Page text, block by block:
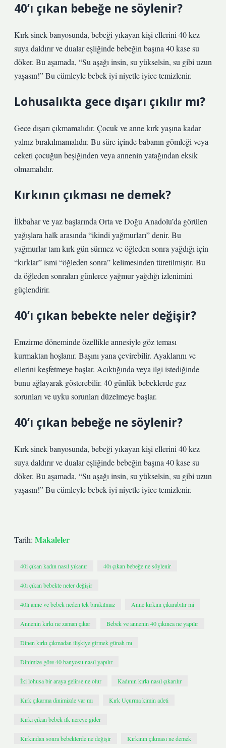
40’ı çıkan bebeğe ne söylenir?
Kırk sinek banyosunda, bebeği yıkayan kişi ellerini 40 kez
suya daldırır ve dualar eşliğinde bebeğin başına 40 kase su
döker. Bu aşamada, “Su aşağı insin, su yükselsin, su gibi uzun
yaşasın!” Bu cümleyle bebek iyi niyetle iyice temizlenir.
Lohusalıkta gece dışarı çıkılır mı?
Gece dışarı çıkmamalıdır. Çocuk ve anne kırk yaşına kadar
yalnız bırakılmamalıdır. Bu süre içinde babanın gömleği veya
ceketi çocuğun beşiğinden veya annenin yatağından eksik
olmamalıdır.
Kırkının çıkması ne demek?
İlkbahar ve yaz başlarında Orta ve Doğu Anadolu’da görülen
yağışlara halk arasında “ikindi yağmurları” denir. Bu
yağmurlar tam kırk gün sürmez ve öğleden sonra yağdığı için
“kırklar” ismi “öğleden sonra” kelimesinden türetilmiştir. Bu
da öğleden sonraları günlerce yağmur yağdığı izlenimini
güçlendirir.
40’ı çıkan bebekte neler değişir?
Emzirme döneminde özellikle annesiyle göz teması
kurmaktan hoşlanır. Başını yana çevirebilir. Ayaklarını ve
ellerini keşfetmeye başlar. Acıktığında veya ilgi istediğinde
bunu ağlayarak gösterebilir. 40 günlük bebeklerde gaz
sorunları ve uyku sorunları düzelmeye başlar.
40’ı çıkan bebeğe ne söylenir?
Kırk sinek banyosunda, bebeği yıkayan kişi ellerini 40 kez
suya daldırır ve dualar eşliğinde bebeğin başına 40 kase su
döker. Bu aşamada, “Su aşağı insin, su yükselsin, su gibi uzun
yaşasın!” Bu cümleyle bebek iyi niyetle iyice temizlenir.
Tarih: Makaleler
40i çıkan kadın nasıl yıkanır 40ı çıkan bebeğe ne söylenir
40ı çıkan bebekte neler değişir
40lı anne ve bebek neden tek bırakılmaz Anne kırkını çıkarabilir mi
Annenin kırkı ne zaman çıkar Bebek ve annenin 40 çıkınca ne yapılır
Dinen kırkı çıkmadan ilişkiye girmek günah mı
Dinimize göre 40 banyosu nasıl yapılır
İki lohusa bir araya gelirse ne olur Kadının kırkı nasıl çıkarılır
Kırk çıkarma dinimizde var mı Kırk Uçurma kimin adeti
Kırkı çıkan bebek ilk nereye gider
Kırkından sonra bebeklerde ne değişir Kırkının çıkması ne demek